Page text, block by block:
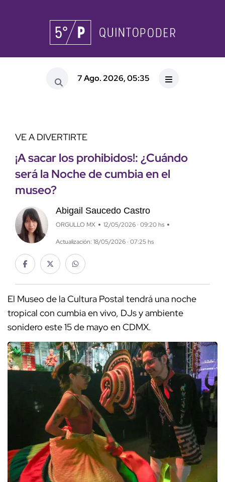
7 Ago. 2026, 05:35
VE A DIVERTIRTE
¡A sacar los prohibidos!: ¿Cuándo
será la Noche de cumbia en el
museo?
Abigail Saucedo Castro
ORGULLO MX 12/05/2026 · 09:20 hs
Actualización: 18/05/2026 · 07:25 hs
El Museo de la Cultura Postal tendrá una noche
tropical con cumbia en vivo, DJs y ambiente
sonidero este 15 de mayo en CDMX.